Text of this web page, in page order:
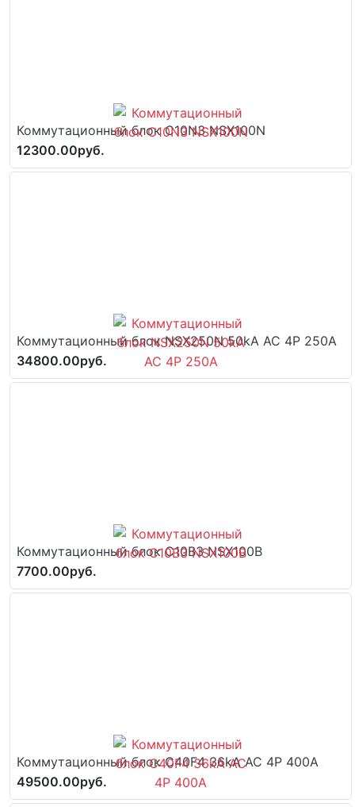
Коммутационный блок C10N3 NSX100N
12300.00руб.
Коммутационный блок NSX250N 50kA AC 4P 250A
34800.00руб.
Коммутационный блок C10B3 NSX100B
7700.00руб.
Коммутационный блок C40F4 36kA AC 4P 400A
49500.00руб.